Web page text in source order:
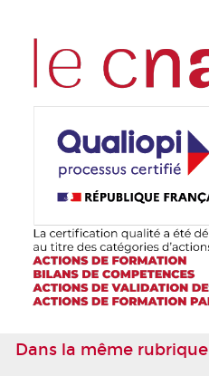
Dans la même rubrique